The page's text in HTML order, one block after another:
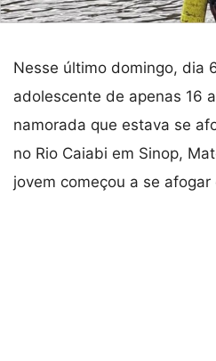
Nesse último domingo, dia
adolescente de apenas 16
namorada que estava se
no Rio Caiabi em Sinop,
jovem começou a se